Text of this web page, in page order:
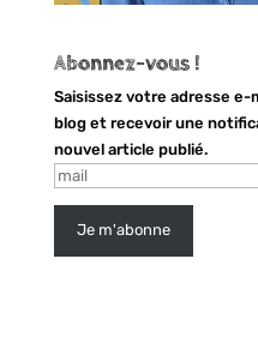
Abonnez-vous !
Saisissez votre adresse e-
blog et recevoir une
nouvel article publié.
mail
Je m'abonne